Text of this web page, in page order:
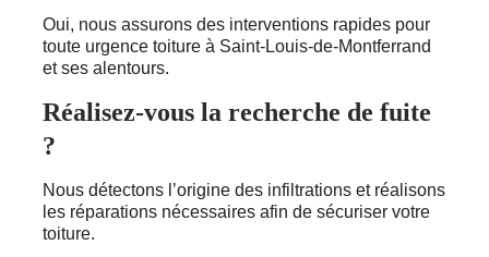
Oui, nous assurons des interventions rapides pour
toute urgence toiture à Saint-Louis-de-Montferrand
et ses alentours.
Réalisez-vous la recherche de fuite
?
Nous détectons l’origine des infiltrations et réalisons
les réparations nécessaires afin de sécuriser votre
toiture.